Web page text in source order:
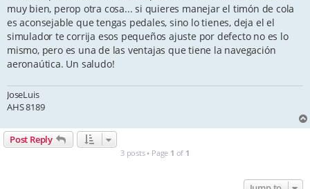
muy bien, perop otra cosa... si quieres manejar el timón de cola
es aconsejable que tengas pedales, sino lo tienes, deja el el
simulador te corrija esos pequeños ajuste por defecto no es lo
mismo, pero es una de las ventajas que tiene la navegación
aeronaútica. Un saludo!
JoseLuis
AHS 8189
Post Reply
3 posts • Page 1 of 1